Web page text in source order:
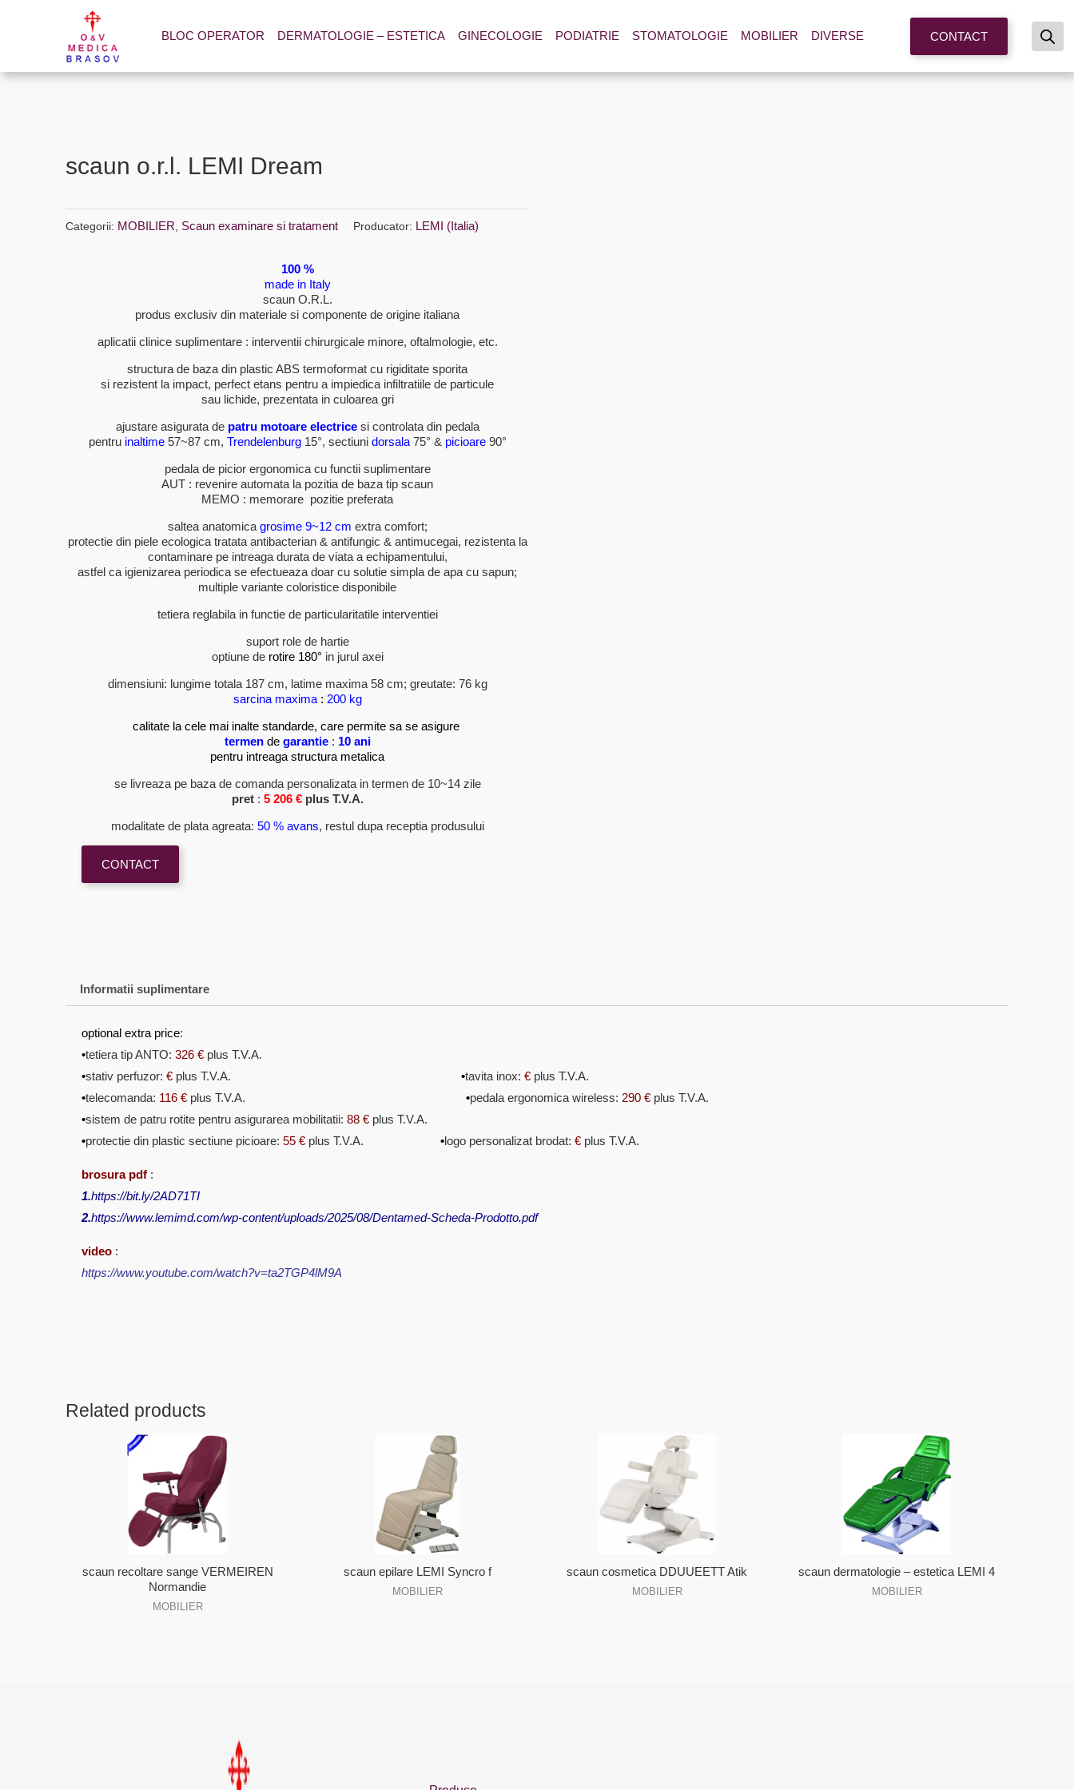
BLOC OPERATOR DERMATOLOGIE – ESTETICA GINECOLOGIE PODIATRIE STOMATOLOGIE MOBILIER DIVERSE CONTACT
scaun o.r.l. LEMI Dream
Categorii: MOBILIER Scaun examinare si tratament Producator: LEMI (Italia)
100 %
made in Italy
scaun O.R.L.
produs exclusiv din materiale si componente de origine italiana
aplicatii clinice suplimentare : interventii chirurgicale minore, oftalmologie, etc.
structura de baza din plastic ABS termoformat cu rigiditate sporita
si rezistent la impact, perfect etans pentru a impiedica infiltratiile de particule
sau lichide, prezentata in culoarea gri
ajustare asigurata de patru motoare electricesi controlata din pedala
pentru inaltime57~87 cm, Trendelenburg15°, sectiuni dorsala75° & picioare90°
pedala de picior ergonomica cu functii suplimentare
AUT : revenire automata la pozitia de baza tip scaun
MEMO : memorare pozitie preferata
saltea anatomica grosime 9~12 cm extra comfort;
protectie din piele ecologica tratata antibacterian & antifungic & antimucegai, rezistenta la
contaminare pe intreaga durata de viata a echipamentului,
astfel ca igienizarea periodica se efectueaza doar cu solutie simpla de apa cu sapun;
multiple variante coloristice disponibile
tetiera reglabila in functie de particularitatile interventiei
suport role de hartie
optiune de rotire 180° in jurul axei
dimensiuni: lungime totala 187 cm, latime maxima 58 cm; greutate: 76 kg
sarcina maxima: 200 kg
calitate la cele mai inalte standarde, care permite sa se asigure
termen de garantie : 10 ani
pentru intreaga structura metalica
se livreaza pe baza de comanda personalizata in termen de 10~14 zile
pret : 5 206 € plus T.V.A.
modalitate de plata agreata: 50 % avans, restul dupa receptia produsului
CONTACT
Informatii suplimentare
optional extra price:
•tetiera tip ANTO: 326 € plus T.V.A.
•stativ perfuzor: € plus T.V.A. •tavita inox: € plus T.V.A.
•telecomanda: 116 € plus T.V.A. •pedala ergonomica wireless: 290 € plus T.V.A.
•sistem de patru rotite pentru asigurarea mobilitatii: 88 € plus T.V.A.
•protectie din plastic sectiune picioare: 55 € plus T.V.A. •logo personalizat brodat: € plus T.V.A.
brosura pdf :
1.https://bit.ly/2AD71TI
2.https://www.lemimd.com/wp-content/uploads/2025/08/Dentamed-Scheda-Prodotto.pdf
video :
https://www.youtube.com/watch?v=ta2TGP4lM9A
Related products
scaun recoltare sange VERMEIREN
Normandie
MOBILIER
scaun epilare LEMI Syncro f
MOBILIER
scaun cosmetica DDUUEETT Atik
MOBILIER
scaun dermatologie – estetica LEMI 4
MOBILIER